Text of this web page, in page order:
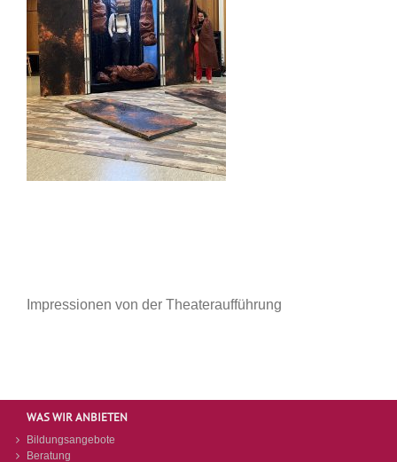
Impressionen von der Theateraufführung
WAS WIR ANBIETEN
Bildungsangebote
Beratung